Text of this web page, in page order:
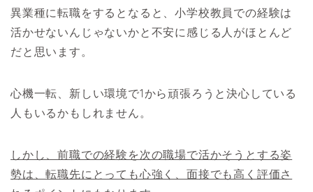
異業種に転職をするとなると、小学校教員での経験は
活かせないんじゃないかと不安に感じる人がほとんど
だと思います。
心機一転、新しい環境で1から頑張ろうと決心している
人もいるかもしれません。
しかし、前職での経験を次の職場で活かそうとする姿
勢は、転職先にとっても心強く、面接でも高く評価さ